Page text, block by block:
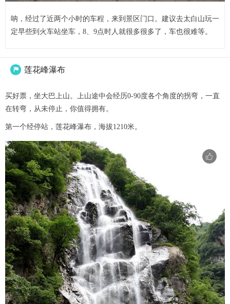
呐，经过了近两个小时的车程，来到景区门口。建议去太白山玩一
定早些到火车站坐车，8、9点时人就很多很多了，车也很难等。
 莲花峰瀑布
买好票，坐大巴上山。上山途中会经历0-90度各个角度的拐弯，一直
在转弯，从未停止，你值得拥有。
第一个经停站，莲花峰瀑布，海拔1210米。